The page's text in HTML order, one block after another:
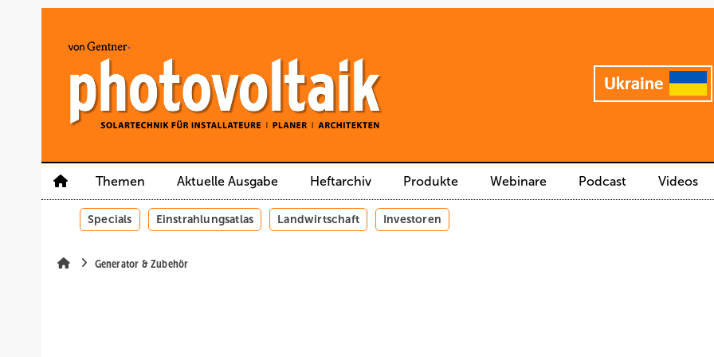
Themen Aktuelle Ausgabe Heftarchiv Produkte Webinare Podcast Videos
Specials Einstrahlungsatlas Landwirtschaft Investoren
Generator & Zubehör